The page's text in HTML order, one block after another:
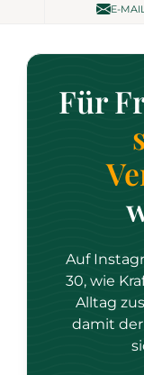
E-
Für
Auf
30, wie
Alltag
damit